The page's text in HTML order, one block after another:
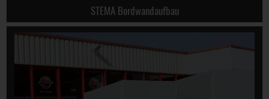
STEMA Bordwandaufbau